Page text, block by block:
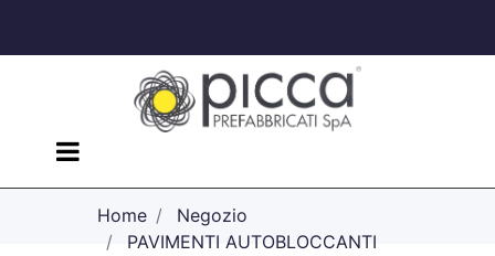
Open menu
Home
Negozio
PAVIMENTI AUTOBLOCCANTI